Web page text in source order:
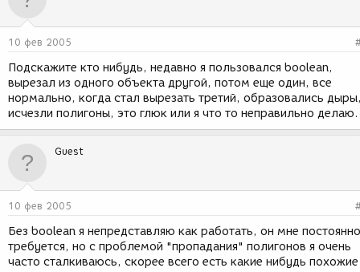
м
д
н
и
я
10 фев 2005
Подскажите кто нибудь, недавно я пользовался boolean,
вырезал из одного объекта другой, потом еще один, все
нормально, когда стал вырезать третий, образовались
исчезли полигоны, это глюк или я что то неправильно делаю.
Guest
10 фев 2005
Без boolean я непредставляю как работать, он мне постоянно
требуется, но с проблемой "пропадания" полигонов я очень
часто сталкиваюсь, скорее всего есть какие нибудь похожие